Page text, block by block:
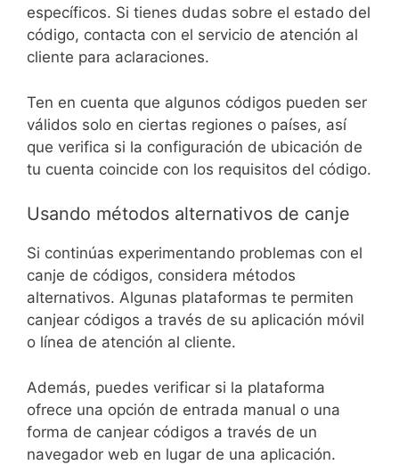
específicos. Si tienes dudas sobre el estado del
código, contacta con el servicio de atención al
cliente para aclaraciones.
Ten en cuenta que algunos códigos pueden ser
válidos solo en ciertas regiones o países, así
que verifica si la configuración de ubicación de
tu cuenta coincide con los requisitos del código.
Usando métodos alternativos de canje
Si continúas experimentando problemas con el
canje de códigos, considera métodos
alternativos. Algunas plataformas te permiten
canjear códigos a través de su aplicación móvil
o línea de atención al cliente.
Además, puedes verificar si la plataforma
ofrece una opción de entrada manual o una
forma de canjear códigos a través de un
navegador web en lugar de una aplicación.